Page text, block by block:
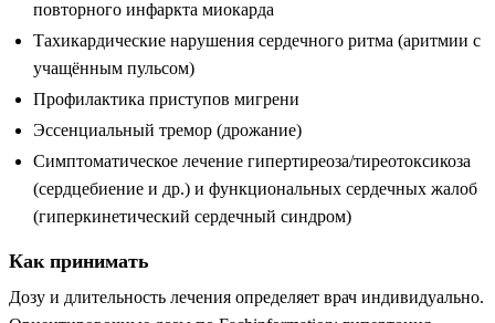
повторного инфаркта миокарда
Тахикардические нарушения сердечного ритма (аритмии с
учащённым пульсом)
Профилактика приступов мигрени
Эссенциальный тремор (дрожание)
Симптоматическое лечение гипертиреоза/тиреотоксикоза
(сердцебиение и др.) и функциональных сердечных жалоб
(гиперкинетический сердечный синдром)
Как принимать
Дозу и длительность лечения определяет врач индивидуально.